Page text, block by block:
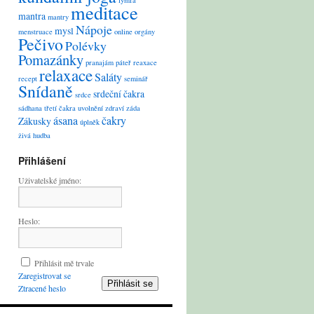
mantra mantry meditace
menstruace myslNápoje online orgány
PečivoPolévky
Pomazánky pranajám páteř reaxace
recept relaxaceSaláty seminář
Snídaně srdce srdeční čakra
sádhana třetí čakra uvolnění zdraví záda
Zákuskyásana úplněk čakry
živá hudba
Přihlášení
Uživatelské jméno:
Heslo:
Přihlásit mě trvale
Přihlásit se
Zaregistrovat se
Ztracené heslo